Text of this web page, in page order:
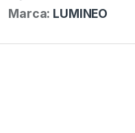
Marca: LUMINEO